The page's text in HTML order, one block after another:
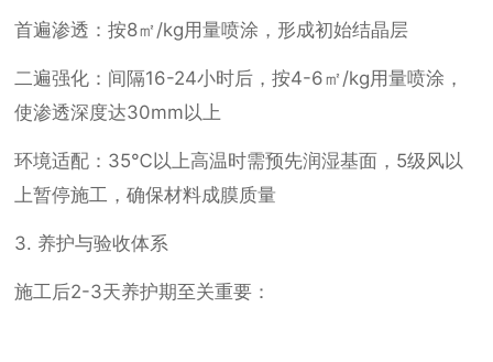
首遍渗透：按8㎡/kg用量喷涂，形成初始结晶层
二遍强化：间隔16-24小时后，按4-6㎡/kg用量喷涂，
使渗透深度达30mm以上
环境适配：35℃以上高温时需预先润湿基面，5级风以
上暂停施工，确保材料成膜质量
3. 养护与验收体系
施工后2-3天养护期至关重要：